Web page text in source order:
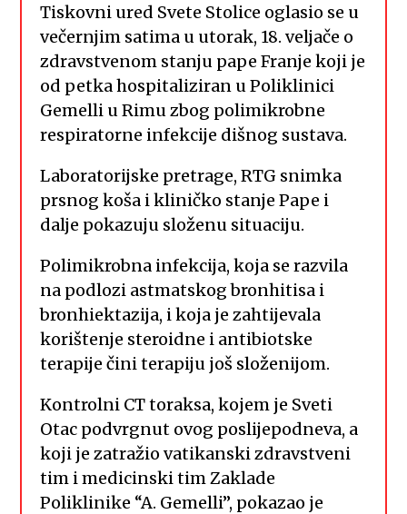
Tiskovni ured Svete Stolice oglasio se u
večernjim satima u utorak, 18. veljače o
zdravstvenom stanju pape Franje koji je
od petka hospitaliziran u Poliklinici
Gemelli u Rimu zbog polimikrobne
respiratorne infekcije dišnog sustava.
Laboratorijske pretrage, RTG snimka
prsnog koša i kliničko stanje Pape i
dalje pokazuju složenu situaciju.
Polimikrobna infekcija, koja se razvila
na podlozi astmatskog bronhitisa i
bronhiektazija, i koja je zahtijevala
korištenje steroidne i antibiotske
terapije čini terapiju još složenijom.
Kontrolni CT toraksa, kojem je Sveti
Otac podvrgnut ovog poslijepodneva, a
koji je zatražio vatikanski zdravstveni
tim i medicinski tim Zaklade
Poliklinike “A. Gemelli”, pokazao je